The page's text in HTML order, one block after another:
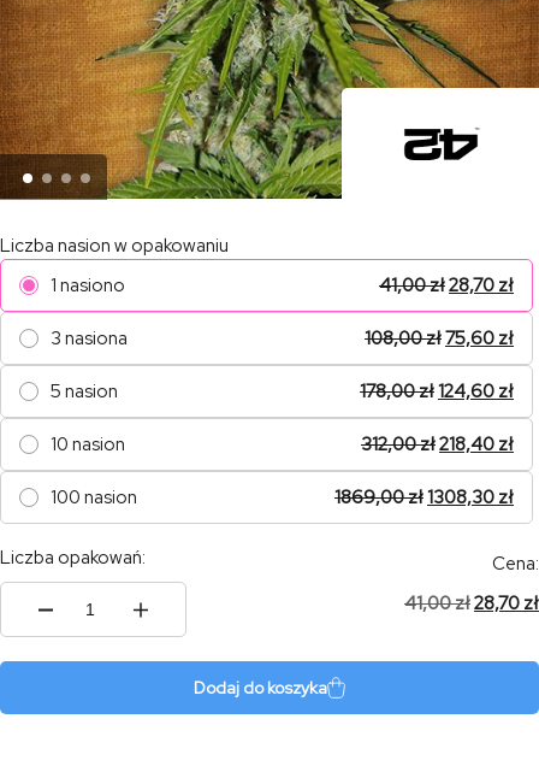
Liczba nasion w opakowaniu
1 nasiono
41,00zł28,70 zł
3 nasiona 108,00zł75,60 zł
5 nasion 178,00zł124,60 zł
10 nasion 312,00zł218,40 zł
100 nasion 1869,00zł1308,30 zł
Liczba opakowań:
ilość
Cena:
41,00zł28,70 zł
Dodaj do koszyka